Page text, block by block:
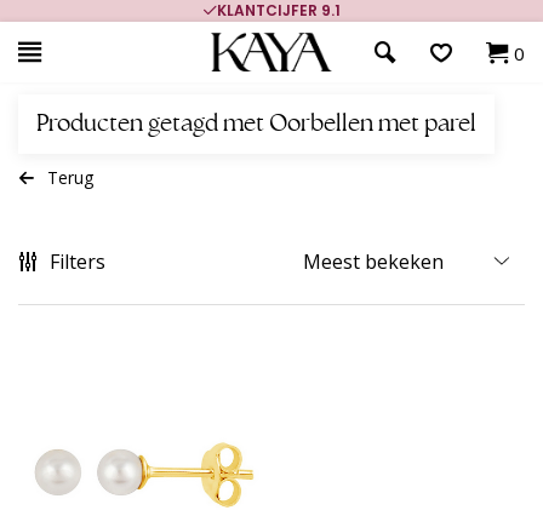
KLANTCIJFER 9.1
0
Producten getagd met Oorbellen met parel
Terug
Filters